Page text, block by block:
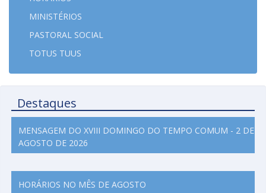
MINISTÉRIOS
PASTORAL SOCIAL
TOTUS TUUS
Destaques
MENSAGEM DO XVIII DOMINGO DO TEMPO COMUM - 2 DE
AGOSTO DE 2026
HORÁRIOS NO MÊS DE AGOSTO